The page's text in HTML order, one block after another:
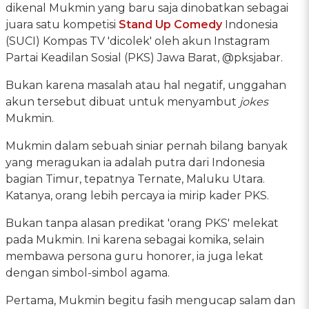
dikenal Mukmin yang baru saja dinobatkan sebagai
juara satu kompetisi Stand Up ComedyIndonesia
(SUCI) Kompas TV 'dicolek' oleh akun Instagram
Partai Keadilan Sosial (PKS) Jawa Barat, @pksjabar.
Bukan karena masalah atau hal negatif, unggahan
akun tersebut dibuat untuk menyambut jokes
Mukmin.
Mukmin dalam sebuah siniar pernah bilang banyak
yang meragukan ia adalah putra dari Indonesia
bagian Timur, tepatnya Ternate, Maluku Utara.
Katanya, orang lebih percaya ia mirip kader PKS.
Bukan tanpa alasan predikat 'orang PKS' melekat
pada Mukmin. Ini karena sebagai komika, selain
membawa persona guru honorer, ia juga lekat
dengan simbol-simbol agama.
Pertama, Mukmin begitu fasih mengucap salam dan